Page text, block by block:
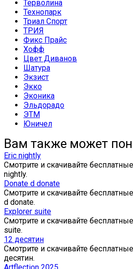
Терволина
Технопарк
Триал Спорт
ТРИЯ
Фикс Прайс
Хофф
Цвет Диванов
Шатура
Экзист
Экко
Эконика
Эльдорадо
ЭТМ
Юничел
Вам также может
Eric nightly
Смотрите и скачивайте
nightly.
Donate d donate
Смотрите и скачивайте
d donate.
Explorer suite
Смотрите и скачивайте
suite.
12 десятин
Смотрите и скачивайте
десятин.